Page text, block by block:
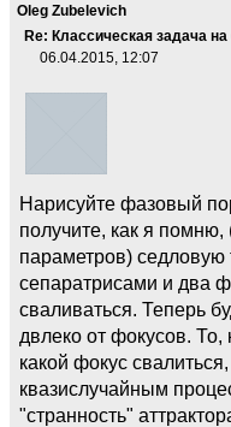
Oleg Zubelevich
Re: Классическая задача
06.04.2015, 12:07
Нарисуйте фазовый
получите, как я
параметров)
сепаратрисами и два
сваливаться. Теперь
двлеко от фокусов.
какой фокус
квазислучайным
"странность"